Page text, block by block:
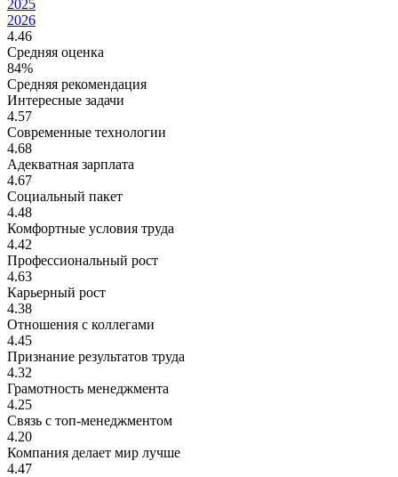
2025
2026
4.46
Средняя оценка
84%
Средняя рекомендация
Интересные задачи
4.57
Современные технологии
4.68
Адекватная зарплата
4.67
Социальный пакет
4.48
Комфортные условия труда
4.42
Профессиональный рост
4.63
Карьерный рост
4.38
Отношения с коллегами
4.45
Признание результатов труда
4.32
Грамотность менеджмента
4.25
Связь с топ-менеджментом
4.20
Компания делает мир лучше
4.47